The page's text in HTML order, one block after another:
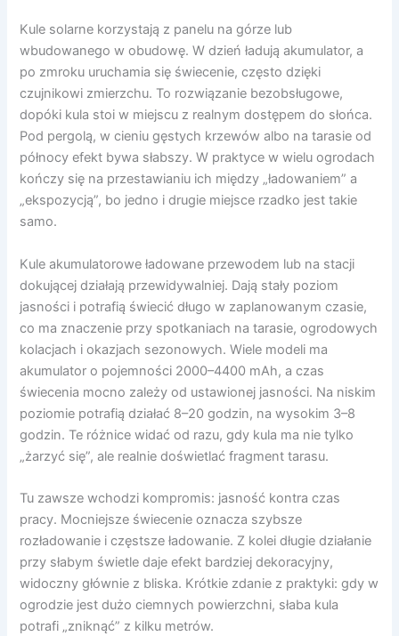
Kule solarne korzystają z panelu na górze lub
wbudowanego w obudowę. W dzień ładują akumulator, a
po zmroku uruchamia się świecenie, często dzięki
czujnikowi zmierzchu. To rozwiązanie bezobsługowe,
dopóki kula stoi w miejscu z realnym dostępem do słońca.
Pod pergolą, w cieniu gęstych krzewów albo na tarasie od
północy efekt bywa słabszy. W praktyce w wielu ogrodach
kończy się na przestawianiu ich między „ładowaniem” a
„ekspozycją”, bo jedno i drugie miejsce rzadko jest takie
samo.
Kule akumulatorowe ładowane przewodem lub na stacji
dokującej działają przewidywalniej. Dają stały poziom
jasności i potrafią świecić długo w zaplanowanym czasie,
co ma znaczenie przy spotkaniach na tarasie, ogrodowych
kolacjach i okazjach sezonowych. Wiele modeli ma
akumulator o pojemności 2000–4400 mAh, a czas
świecenia mocno zależy od ustawionej jasności. Na niskim
poziomie potrafią działać 8–20 godzin, na wysokim 3–8
godzin. Te różnice widać od razu, gdy kula ma nie tylko
„żarzyć się”, ale realnie doświetlać fragment tarasu.
Tu zawsze wchodzi kompromis: jasność kontra czas
pracy. Mocniejsze świecenie oznacza szybsze
rozładowanie i częstsze ładowanie. Z kolei długie działanie
przy słabym świetle daje efekt bardziej dekoracyjny,
widoczny głównie z bliska. Krótkie zdanie z praktyki: gdy w
ogrodzie jest dużo ciemnych powierzchni, słaba kula
potrafi „zniknąć” z kilku metrów.